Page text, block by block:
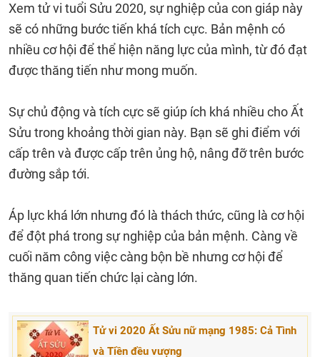
Xem tử vi tuổi Sửu 2020, sự nghiệp của con giáp này
sẽ có những bước tiến khá tích cực. Bản mệnh có
nhiều cơ hội để thể hiện năng lực của mình, từ đó đạt
được thăng tiến như mong muốn.
Sự chủ động và tích cực sẽ giúp ích khá nhiều cho Ất
Sửu trong khoảng thời gian này. Bạn sẽ ghi điểm với
cấp trên và được cấp trên ủng hộ, nâng đỡ trên bước
đường sắp tới.
Áp lực khá lớn nhưng đó là thách thức, cũng là cơ hội
để đột phá trong sự nghiệp của bản mệnh. Càng về
cuối năm công việc càng bộn bề nhưng cơ hội để
thăng quan tiến chức lại càng lớn.
Tử vi 2020 Ất Sửu nữ mạng 1985: Cả Tình
và Tiền đều vượng